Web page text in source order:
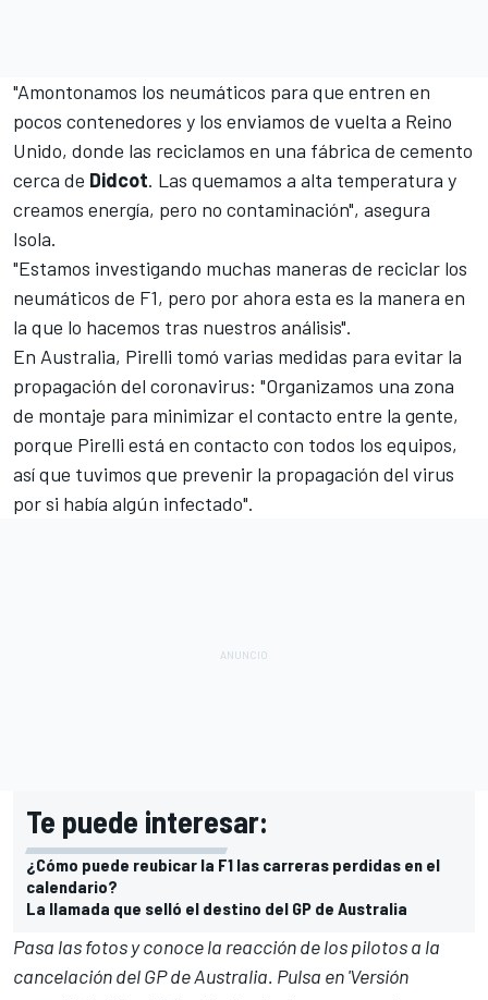
"Amontonamos los neumáticos para que entren en
pocos contenedores y los enviamos de vuelta a Reino
Unido, donde las reciclamos en una fábrica de cemento
cerca de Didcot. Las quemamos a alta temperatura y
creamos energía, pero no contaminación", asegura
Isola.
"Estamos investigando muchas maneras de reciclar los
neumáticos de F1, pero por ahora esta es la manera en
la que lo hacemos tras nuestros análisis".
En Australia, Pirelli tomó varias medidas para evitar la
propagación del coronavirus: "Organizamos una zona
de montaje para minimizar el contacto entre la gente,
porque Pirelli está en contacto con todos los equipos,
así que tuvimos que prevenir la propagación del virus
por si había algún infectado".
Te puede interesar:
¿Cómo puede reubicar la F1 las carreras perdidas en el
calendario?
La llamada que selló el destino del GP de Australia
Pasa las fotos y conoce la reacción de los pilotos a la
cancelación del GP de Australia. Pulsa en 'Versión